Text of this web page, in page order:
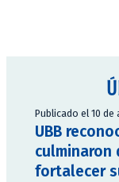
Publicado el 10
UBB
culminaron
fortalecer